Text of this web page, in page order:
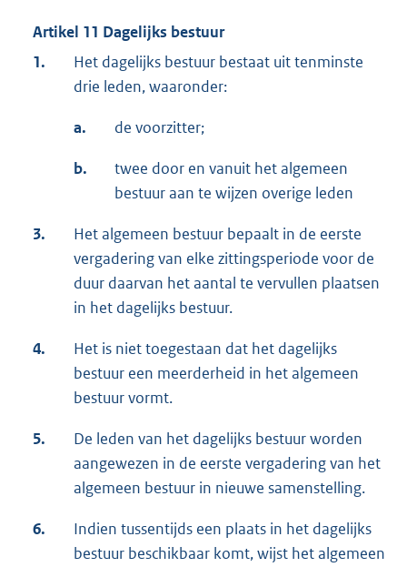
Artikel 11 Dagelijks bestuur
1.
Het dagelijks bestuur bestaat uit tenminste
drie leden, waaronder:
a. de voorzitter;
b.
twee door en vanuit het algemeen
bestuur aan te wijzen overige leden
3.
Het algemeen bestuur bepaalt in de eerste
vergadering van elke zittingsperiode voor de
duur daarvan het aantal te vervullen plaatsen
in het dagelijks bestuur.
4.
Het is niet toegestaan dat het dagelijks
bestuur een meerderheid in het algemeen
bestuur vormt.
5.
De leden van het dagelijks bestuur worden
aangewezen in de eerste vergadering van het
algemeen bestuur in nieuwe samenstelling.
6.
Indien tussentijds een plaats in het dagelijks
bestuur beschikbaar komt, wijst het algemeen